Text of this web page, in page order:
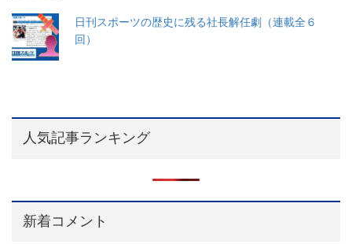
日刊スポーツの歴史に残る社長解任劇（連載全６
回）
人気記事ランキング
新着コメント